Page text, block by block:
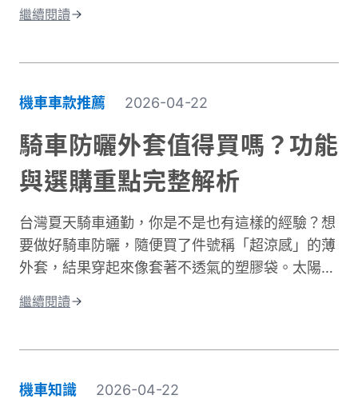
護。台灣氣候的冬季雖然氣溫很少跌破0度，但
擊。當你在冬季騎車時，迎面而來的強風會快速破
壞人體周圍的隔熱空氣層。即使環境溫度有
10°C，在時速 50 公里的風壓下，體感溫度約降至
5 至 6°C 左右，溫降幅度接近一半。 更糟的是，
台灣冬季平均相對濕度經常高於75%。潮濕空氣傳
灌進衣服裡，身體必須消耗更多能量去加熱這些水
分子，騎車保暖變得格外困難。這就是為什麼一件
真正有效的防寒外套對機車族來說不只是選配，而
是冬季的必需品。接下來我們將深入分析如何挑選
繼續閱讀
機車車款推薦 2026-04-22
騎車防曬外套值得買嗎？功能
與選購重點完整解析
台灣夏天騎車通勤，你是不是也有這樣的經驗？想
要做好騎車防曬，隨便買了件號稱「超涼感」的薄
外套，結果穿起來像套著不透氣的塑膠袋。太陽確
境，許多騎士都遇過。一件真正好的騎車防曬外套
帶你了解如何挑選適合的防曬外套，讓你在烈日下
騎車依然保持舒適，不再當冤大頭。
繼續閱讀
機車知識 2026-04-22